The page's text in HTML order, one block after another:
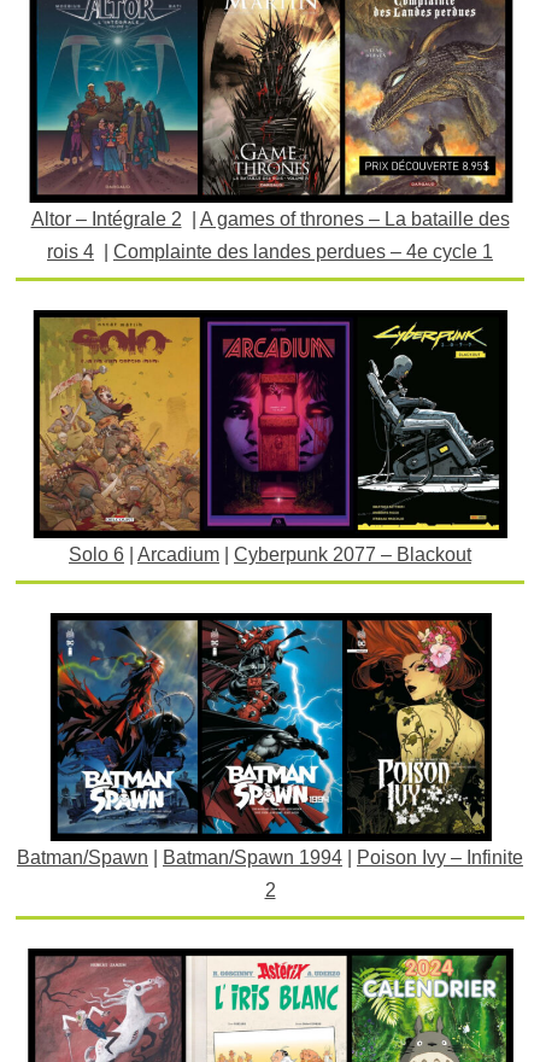
Altor – Intégrale 2
A games of thrones – La bataille des
rois 4
Complainte des landes perdues – 4e cycle 1
Solo 6 Arcadium Cyberpunk 2077 – Blackout
Batman/Spawn Batman/Spawn 1994
Poison Ivy – Infinite
2